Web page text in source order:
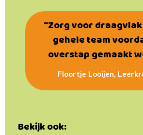
Floortje Looijen,
“Zorg voor
gehele team
overstap gemaakt
Bekijk ook: